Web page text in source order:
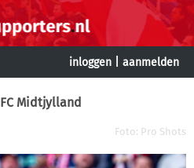
inloggen aanmelden
Midtjylland
Foto: Pro Shots